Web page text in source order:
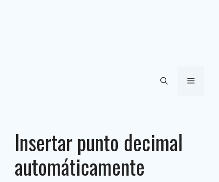
Menú
Insertar punto decimal
automáticamente